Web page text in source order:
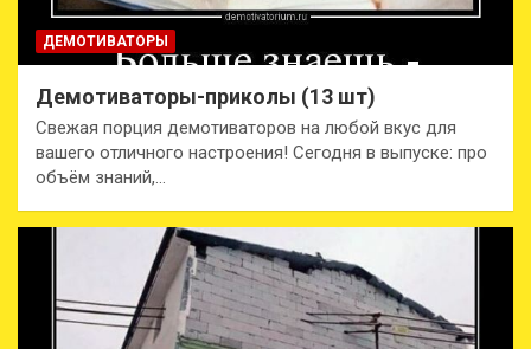
ДЕМОТИВАТОРЫ
Демотиваторы-приколы (13 шт)
Свежая порция демотиваторов на любой вкус для
вашего отличного настроения! Сегодня в выпуске: про
объём знаний,…